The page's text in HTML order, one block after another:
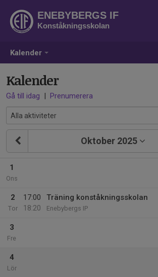
Kalender
ENEBYBERGS IF
Konståkningsskolan
Kalender
Gå till idag | Prenumerera
Oktober 2025
1
Ons
2
Tor
17:00
18:20
Träning konståkningsskolan
Enebybergs IP
3
Fre
4
Lör